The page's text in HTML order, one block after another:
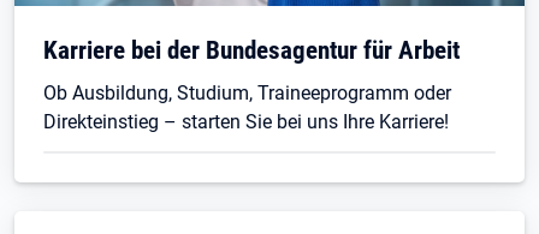
Karriere bei der Bundesagentur für Arbeit
Ob Ausbildung, Studium, Traineeprogramm oder
Direkteinstieg – starten Sie bei uns Ihre Karriere!